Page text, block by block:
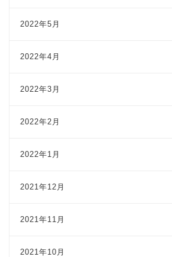
2022年5月
2022年4月
2022年3月
2022年2月
2022年1月
2021年12月
2021年11月
2021年10月